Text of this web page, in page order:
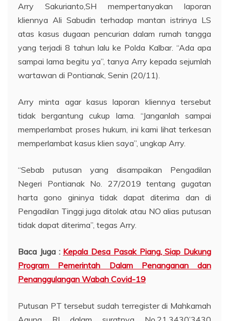
Arry Sakurianto,SH mempertanyakan laporan
kliennya Ali Sabudin terhadap mantan istrinya LS
atas kasus dugaan pencurian dalam rumah tangga
yang terjadi 8 tahun lalu ke Polda Kalbar. “Ada apa
sampai lama begitu ya”, tanya Arry kepada sejumlah
wartawan di Pontianak, Senin (20/11).
Arry minta agar kasus laporan kliennya tersebut
tidak bergantung cukup lama. “Janganlah sampai
memperlambat proses hukum, ini kami lihat terkesan
memperlambat kasus klien saya”, ungkap Arry.
“Sebab putusan yang disampaikan Pengadilan
Negeri Pontianak No. 27/2019 tentang gugatan
harta gono gininya tidak dapat diterima dan di
Pengadilan Tinggi juga ditolak atau NO alias putusan
tidak dapat diterima”, tegas Arry.
Baca Juga : Kepala Desa Pasak Piang, Siap Dukung
Program Pemerintah Dalam Penanganan dan
Penanggulangan Wabah Covid-19
Putusan PT tersebut sudah terregister di Mahkamah